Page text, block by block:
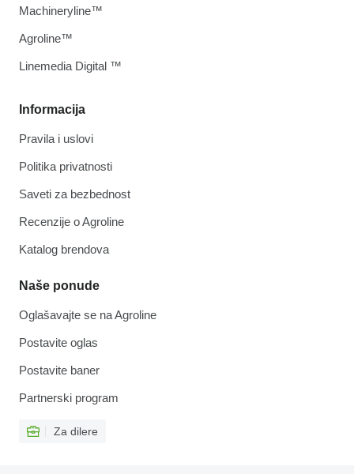
Informacija
Pravila i uslovi
Politika privatnosti
Saveti za bezbednost
Recenzije o Agroline
Katalog brendova
Naše ponude
Oglašavajte se na Agroline
Postavite oglas
Postavite baner
Partnerski program
Za dilere
Machineryline™
Agroline™
Linemedia Digital ™